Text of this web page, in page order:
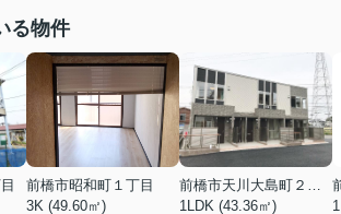
る物件
前橋市昭和町１丁目
3K (49.60㎡)
前橋市天川大島町２丁目
1LDK (43.36㎡)